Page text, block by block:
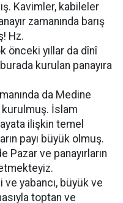
Kavimler, kabileler
zamanında barış
Hz.
önceki yıllar da dînî
kurulan panayıra
da Medine
kurulmuş. İslam
ilişkin temel
payı büyük olmuş.
Pazar ve panayırların
ve yabancı, büyük ve
toptan ve